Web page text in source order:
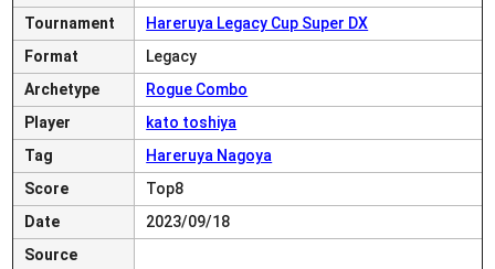
Tournament
Hareruya Legacy Cup Super DX
Format
Legacy
Archetype
Rogue Combo
Player
kato toshiya
Tag
Hareruya Nagoya
Score
Top8
Date
2023/09/18
Source